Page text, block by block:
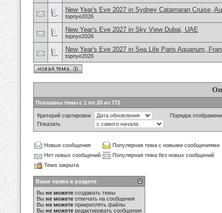
New Year's Eve 2027 in Sydney Catamaran Cruise,
topnye2026
New Year's Eve 2027 in Sky View Dubai, UAE
topnye2026
New Year's Eve 2027 in Sea Life Paris Aquarium,
topnye2026
Показаны темы с 1 по 20 из 772
Критерий сортировки
Порядок
Показать
Новые сообщения
Популярная тема с новыми сообщениями
Нет новых сообщений
Популярная тема без новых сообщений
Тема закрыта
Ваши права в разделе
Вы не можете создавать темы
Вы не можете отвечать на сообщения
Вы не можете прикреплять файлы
Вы не можете редактировать сообщения